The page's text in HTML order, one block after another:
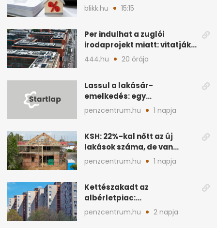
kamatát
blikk.hu 15:15
Per indulhat a zuglói
irodaprojekt miatt: vitatják
a 300 milliárdot
444.hu 20 órája
Lassul a lakásár-
emelkedés: egy
vármegyében már
csökkentek az árak
penzcentrum.hu 1 napja
KSH: 22%-kal nőtt az új
lakások száma, de van
vármegye új építés nélkül
penzcentrum.hu 1 napja
Kettészakadt az
albérletpiac:
egyetemvárosokban
elfogytak a kiadó lakások
penzcentrum.hu 2 napja